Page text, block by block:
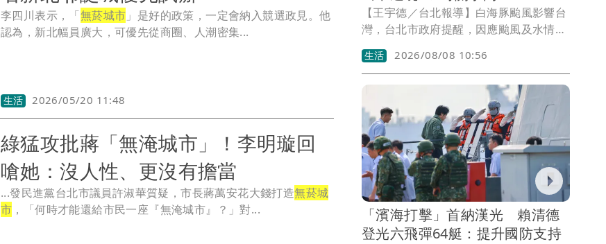
李四川表示，「無菸城市 」是好的政策，一定會納入競選政見。他
認為，新北幅員廣大，可優先從商圈、人潮密集...
生活 2026/05/20 11:48
綠猛攻批蔣「無淹城市」！李明璇回
嗆她：沒人性、更沒有擔當
...發民進黨台北市議員許淑華質疑，市長蔣萬安花大錢打造無菸城
市 ，「何時才能還給市民一座『無淹城市』？」對...
【王宇德／台北報導】白海豚颱風影響台
灣，台北市政府提醒，因應颱風及水情變
化，今（8）日1下午2時起，基隆河中山
橋以下，以及淡水河沿線「新3-2華翠至
淡6敦煌」區域，將實施水門只出不進管
制，並自晚上8時起陸續關閉疏散門及越
堤坡道，呼籲民眾儘速將停放於河濱區域
的車輛移走，以免受困。
生活 2026/08/08 10:56
「濱海打擊」首納漢光 賴清德
登光六飛彈64艇：提升國防支持